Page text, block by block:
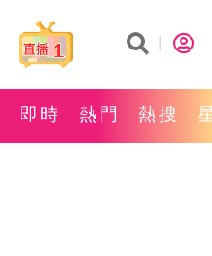
1
即時 熱門 熱搜